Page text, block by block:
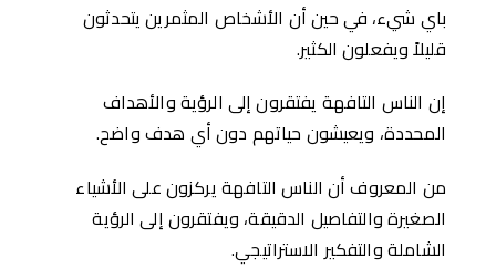
باي شيء، في حين أن الأشخاص المثمرين يتحدثون
قليلاً ويفعلون الكثير.
إن الناس التافهة يفتقرون إلى الرؤية والأهداف
المحددة، ويعيشون حياتهم دون أي هدف واضح.
من المعروف أن الناس التافهة يركزون على الأشياء
الصغيرة والتفاصيل الدقيقة، ويفتقرون إلى الرؤية
الشاملة والتفكير الاستراتيجي.